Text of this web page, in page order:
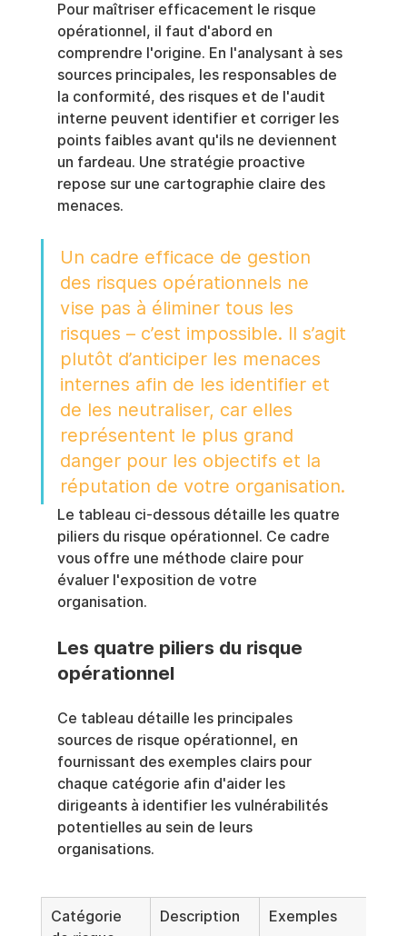
Pour maîtriser efficacement le risque
opérationnel, il faut d'abord en
comprendre l'origine. En l'analysant à ses
sources principales, les responsables de
la conformité, des risques et de l'audit
interne peuvent identifier et corriger les
points faibles avant qu'ils ne deviennent
un fardeau. Une stratégie proactive
repose sur une cartographie claire des
menaces.
Un cadre efficace de gestion
des risques opérationnels ne
vise pas à éliminer tous les
risques – c’est impossible. Il s’agit
plutôt d’anticiper les menaces
internes afin de les identifier et
de les neutraliser, car elles
représentent le plus grand
danger pour les objectifs et la
réputation de votre organisation.
Le tableau ci-dessous détaille les quatre
piliers du risque opérationnel. Ce cadre
vous offre une méthode claire pour
évaluer l'exposition de votre
organisation.
Les quatre piliers du risque
opérationnel
Ce tableau détaille les principales
sources de risque opérationnel, en
fournissant des exemples clairs pour
chaque catégorie afin d'aider les
dirigeants à identifier les vulnérabilités
potentielles au sein de leurs
organisations.
Catégorie
Description Exemples